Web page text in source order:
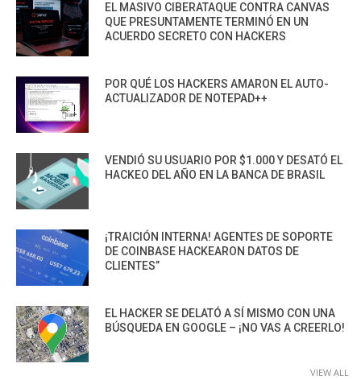
EL MASIVO CIBERATAQUE CONTRA CANVAS
QUE PRESUNTAMENTE TERMINÓ EN UN
ACUERDO SECRETO CON HACKERS
POR QUÉ LOS HACKERS AMARON EL AUTO-
ACTUALIZADOR DE NOTEPAD++
VENDIÓ SU USUARIO POR $1.000 Y DESATÓ EL
HACKEO DEL AÑO EN LA BANCA DE BRASIL
¡TRAICIÓN INTERNA! AGENTES DE SOPORTE
DE COINBASE HACKEARON DATOS DE
CLIENTES”
EL HACKER SE DELATÓ A SÍ MISMO CON UNA
BÚSQUEDA EN GOOGLE – ¡NO VAS A CREERLO!
VIEW ALL